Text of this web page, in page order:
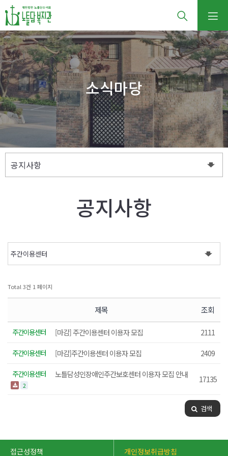
소식마당
공지사항
Total 3건 1 페이지
제목 조회
주간이용센터 [마감] 주간이용센터 이용자 모집 2111
주간이용센터 [마감]주간이용센터 이용자 모집 2409
주간이용센터 노틀담성인장애인주간보호센터 이용자 모집 안내
2
17135
검색
접근성정책 개인정보취급방침